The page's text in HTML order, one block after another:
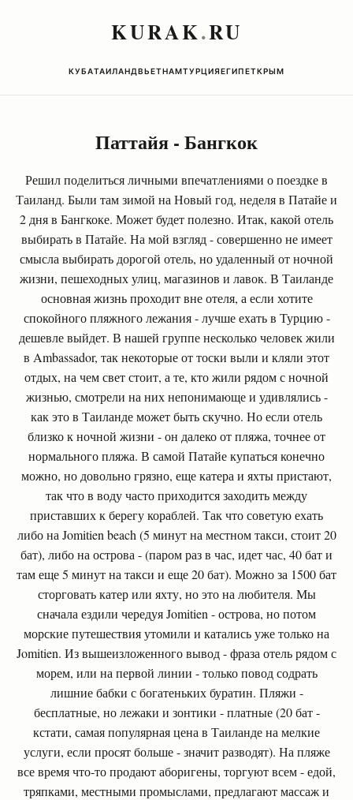
KURAK.RU
КУБАТАИЛАНДВЬЕТНАМТУРЦИЯЕГИПЕТКРЫМ
Паттайя - Бангкок
Решил поделиться личными впечатлениями о поездке в
Таиланд. Были там зимой на Новый год, неделя в Патайе и
2 дня в Бангкоке. Может будет полезно. Итак, какой отель
выбирать в Патайе. На мой взгляд - совершенно не имеет
смысла выбирать дорогой отель, но удаленный от ночной
жизни, пешеходных улиц, магазинов и лавок. В Таиланде
основная жизнь проходит вне отеля, а если хотите
спокойного пляжного лежания - лучше ехать в Турцию -
дешевле выйдет. В нашей группе несколько человек жили
в Ambassador, так некоторые от тоски выли и кляли этот
отдых, на чем свет стоит, а те, кто жили рядом с ночной
жизнью, смотрели на них непонимающе и удивлялись -
как это в Таиланде может быть скучно. Но если отель
близко к ночной жизни - он далеко от пляжа, точнее от
нормального пляжа. В самой Патайе купаться конечно
можно, но довольно грязно, еще катера и яхты пристают,
так что в воду часто приходится заходить между
приставших к берегу кораблей. Так что советую ехать
либо на Jomitien beach (5 минут на местном такси, стоит 20
бат), либо на острова - (паром раз в час, идет час, 40 бат и
там еще 5 минут на такси и еще 20 бат). Можно за 1500 бат
сторговать катер или яхту, но это на любителя. Мы
сначала ездили чередуя Jomitien - острова, но потом
морские путешествия утомили и катались уже только на
Jomitien. Из вышеизложенного вывод - фраза отель рядом с
морем, или на первой линии - только повод содрать
лишние бабки с богатеньких буратин. Пляжи -
бесплатные, но лежаки и зонтики - платные (20 бат -
кстати, самая популярная цена в Таиланде на мелкие
услуги, если просят больше - значит разводят). На пляже
все время что-то продают аборигены, торгуют всем - едой,
тряпками, местными промыслами, предлагают массаж и